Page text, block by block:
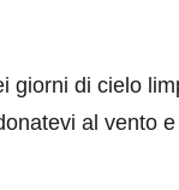
giorni di cielo
al vento